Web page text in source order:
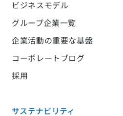
ビジネスモデル
グループ企業一覧
企業活動の重要な基盤
コーポレートブログ
採用
サステナビリティ